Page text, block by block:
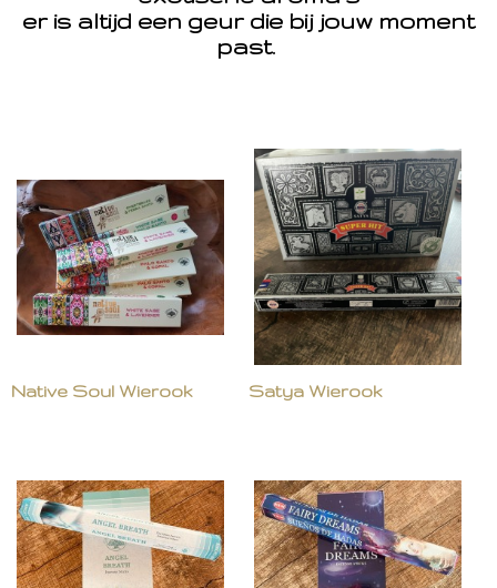
er is altijd een geur die bij jouw moment
past.
Native Soul Wierook Satya Wierook